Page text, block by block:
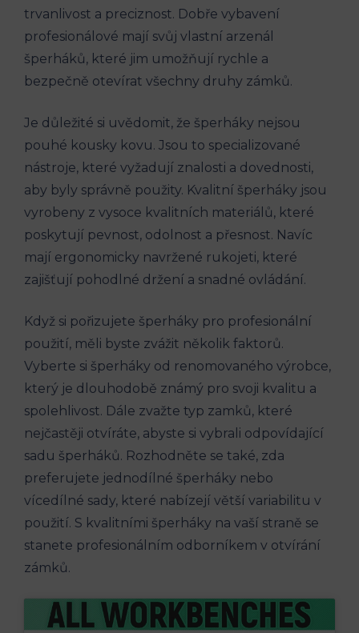
trvanlivost a preciznost. Dobře vybavení
profesionálové mají svůj vlastní arzenál
šperháků, které jim umožňují rychle a
bezpečně otevírat všechny druhy zámků.
Je důležité si uvědomit, že šperháky nejsou
pouhé kousky kovu. Jsou to specializované
nástroje, které vyžadují znalosti a dovednosti,
aby byly správně použity. Kvalitní šperháky jsou
vyrobeny z vysoce kvalitních materiálů, které
poskytují pevnost, odolnost a přesnost. Navíc
mají ergonomicky navržené rukojeti, které
zajišťují pohodlné držení a snadné ovládání.
Když si pořizujete šperháky pro profesionální
použití, měli byste zvážit několik faktorů.
Vyberte si šperháky od renomovaného výrobce,
který je dlouhodobě známý pro svoji kvalitu a
spolehlivost. Dále zvažte typ zamků, které
nejčastěji otvíráte, abyste si vybrali odpovídající
sadu šperháků. Rozhodněte se také, zda
preferujete jednodílné šperháky nebo
vícedílné sady, které nabízejí větší variabilitu v
použití. S kvalitními šperháky na vaší straně se
stanete profesionálním odborníkem v otvírání
zámků.